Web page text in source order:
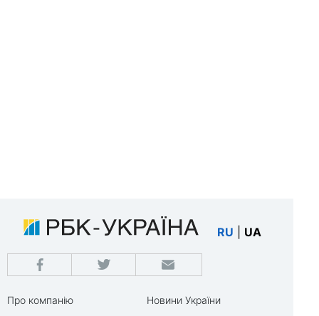
RU UA
Про компанію
Новини України